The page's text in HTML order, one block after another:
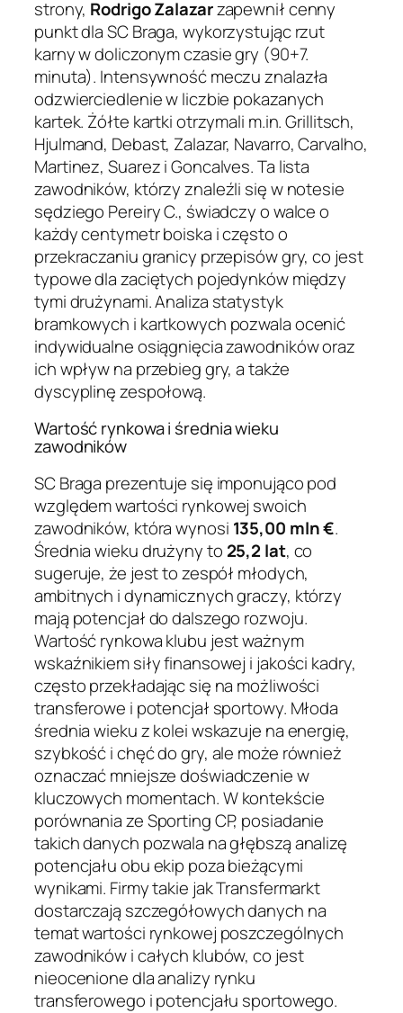
strony, Rodrigo Zalazarzapewnił cenny
punkt dla SC Braga, wykorzystując rzut
karny w doliczonym czasie gry (90+7.
minuta). Intensywność meczu znalazła
odzwierciedlenie w liczbie pokazanych
kartek. Żółte kartki otrzymali m.in. Grillitsch,
Hjulmand, Debast, Zalazar, Navarro, Carvalho,
Martinez, Suarez i Goncalves. Ta lista
zawodników, którzy znaleźli się w notesie
sędziego Pereiry C., świadczy o walce o
każdy centymetr boiska i często o
przekraczaniu granicy przepisów gry, co jest
typowe dla zaciętych pojedynków między
tymi drużynami. Analiza statystyk
bramkowych i kartkowych pozwala ocenić
indywidualne osiągnięcia zawodników oraz
ich wpływ na przebieg gry, a także
dyscyplinę zespołową.
Wartość rynkowa i średnia wieku
zawodników
SC Braga prezentuje się imponująco pod
względem wartości rynkowej swoich
zawodników, która wynosi 135,00 mln €.
Średnia wieku drużyny to 25,2 lat, co
sugeruje, że jest to zespół młodych,
ambitnych i dynamicznych graczy, którzy
mają potencjał do dalszego rozwoju.
Wartość rynkowa klubu jest ważnym
wskaźnikiem siły finansowej i jakości kadry,
często przekładając się na możliwości
transferowe i potencjał sportowy. Młoda
średnia wieku z kolei wskazuje na energię,
szybkość i chęć do gry, ale może również
oznaczać mniejsze doświadczenie w
kluczowych momentach. W kontekście
porównania ze Sporting CP, posiadanie
takich danych pozwala na głębszą analizę
potencjału obu ekip poza bieżącymi
wynikami. Firmy takie jak Transfermarkt
dostarczają szczegółowych danych na
temat wartości rynkowej poszczególnych
zawodników i całych klubów, co jest
nieocenione dla analizy rynku
transferowego i potencjału sportowego.